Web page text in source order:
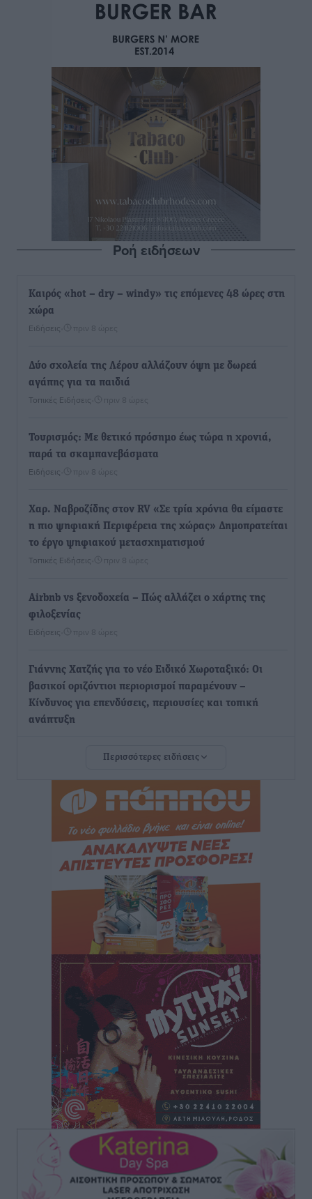
Ροή ειδήσεων
Καιρός «hot – dry – windy» τις επόμενες 48 ώρες στη
χώρα
Ειδήσεις πριν 8 ώρες
Δύο σχολεία της Λέρου αλλάζουν όψη με δωρεά
αγάπης για τα παιδιά
Τοπικές Ειδήσεις πριν 8 ώρες
Τουρισμός: Με θετικό πρόσημο έως τώρα η χρονιά,
παρά τα σκαμπανεβάσματα
Ειδήσεις πριν 8 ώρες
Χαρ. Ναβροζίδης στον RV «Σε τρία χρόνια θα είμαστε
η πιο ψηφιακή Περιφέρεια της χώρας» Δημοπρατείται
το έργο ψηφιακού μετασχηματισμού
Τοπικές Ειδήσεις πριν 8 ώρες
Airbnb vs ξενοδοχεία – Πώς αλλάζει ο χάρτης της
φιλοξενίας
Ειδήσεις πριν 8 ώρες
Γιάννης Χατζής για το νέο Ειδικό Χωροταξικό: Οι
βασικοί οριζόντιοι περιορισμοί παραμένουν –
Κίνδυνος για επενδύσεις, περιουσίες και τοπική
ανάπτυξη
δεν υπάρχουν περιθώρια εφησυχασμού
Ειδήσεις• πριν 9 ώρες
Στον Άγιο Νικόλαο Χάλκης ανοίγει ξανά το
ανανεωμένο εκκλησιαστικό μουσείο από τη Λέσχη
πριν 9 ώρες
Ρόδος: «Βουλιάζει» από τουρίστες – Πάνω από 1 εκατ.
επιβάτες και 55 κρουαζιερόπλοια
Τοπικές Ειδήσεις πριν 9 ώρες
Γ’ Εθνική Κατηγορία: Οι ημερομηνίες των
αγωνιστικών της κανονικής περιόδου
πριν 14 ώρες
Συνελήφθησαν δύο άτομα στην Κάρπαθο για άγρα
πελατών
Τοπικές Ειδήσεις• πριν 15 ώρες
Χωρίς υποχρεωτική παρουσία μικρών στη 12άδα
Αθλητικά πριν 15 ώρες
Περισσότερες ειδήσεις